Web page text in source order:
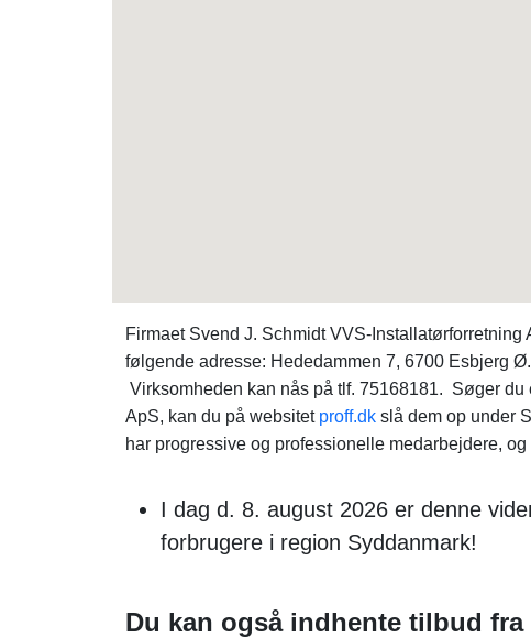
Firmaet Svend J. Schmidt VVS-
følgende adresse: Hededammen 7, 6700 Esbjerg
Virksomheden kan nås på tlf. 75168181. Søger
ApS, kan du på websitet proff.dk slå dem op under
har progressive og professionelle medarbejdere,
I dag d. 8. august 2026 er denne
forbrugere i region Syddanmark!
Du kan også indhente tilbud fra